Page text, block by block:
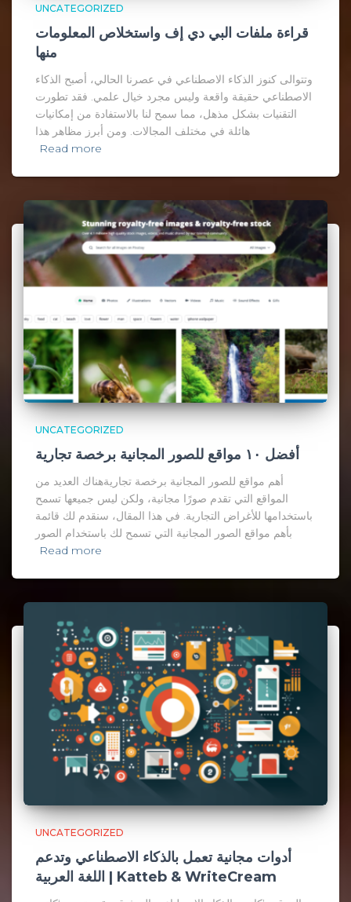
UNCATEGORIZED
قراءة ملفات البي دي إف واستخلاص المعلومات
منها
وتتوالى كنوز الذكاء الاصطناعي في عصرنا الحالي، أصبح الذكاء
الاصطناعي حقيقة واقعة وليس مجرد خيال علمي. فقد تطورت
التقنيات بشكل مذهل، مما سمح لنا بالاستفادة من إمكانيات
هائلة في مختلف المجالات. ومن أبرز مظاهر هذا
Read more
UNCATEGORIZED
أفضل ١٠ مواقع للصور المجانية برخصة تجارية
أهم مواقع للصور المجانية برخصة تجاريةهناك العديد من
المواقع التي تقدم صورًا مجانية، ولكن ليس جميعها تسمح
باستخدامها للأغراض التجارية. في هذا المقال، سنقدم لك قائمة
بأهم مواقع الصور المجانية التي تسمح لك باستخدام الصور
Read more
UNCATEGORIZED
أدوات مجانية تعمل بالذكاء الاصطناعي وتدعم
اللغة العربية | Katteb & WriteCream